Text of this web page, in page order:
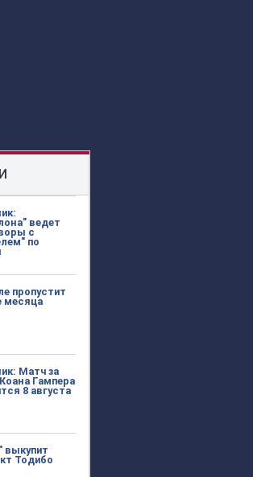
ведет
с
по
пропустит
месяца
Матч за
Гампера
8 августа
выкупит
Тодибо